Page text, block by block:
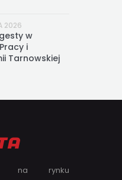
2026
w
i
Tarnowskiej
na rynku